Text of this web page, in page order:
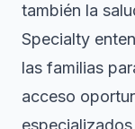
también la
Specialty
las familias
acceso